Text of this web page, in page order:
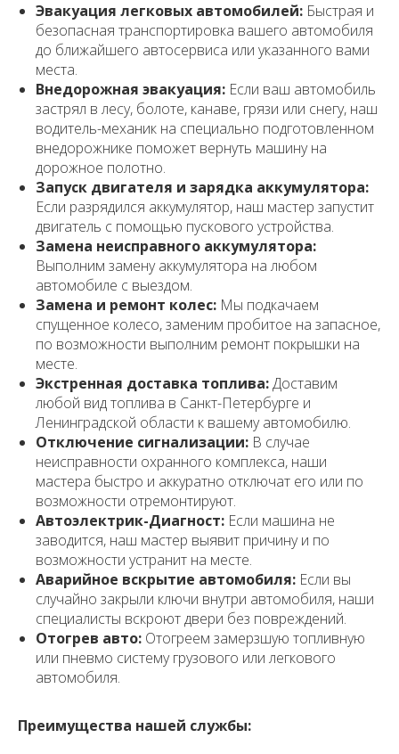
Эвакуация легковых автомобилей: Быстрая и
безопасная транспортировка вашего автомобиля
до ближайшего автосервиса или указанного вами
места.
Внедорожная эвакуация: Если ваш автомобиль
застрял в лесу, болоте, канаве, грязи или снегу, наш
водитель-механик на специально подготовленном
внедорожнике поможет вернуть машину на
дорожное полотно.
Запуск двигателя и зарядка аккумулятора:
Если разрядился аккумулятор, наш мастер запустит
двигатель с помощью пускового устройства.
Замена неисправного аккумулятора:
Выполним замену аккумулятора на любом
автомобиле с выездом.
Замена и ремонт колес: Мы подкачаем
спущенное колесо, заменим пробитое на запасное,
по возможности выполним ремонт покрышки на
месте.
Экстренная доставка топлива:Доставим
любой вид топлива в Санкт-Петербурге и
Ленинградской области к вашему автомобилю.
Отключение сигнализации: В случае
неисправности охранного комплекса, наши
мастера быстро и аккуратно отключат его или по
возможности отремонтируют.
Автоэлектрик-Диагност: Если машина не
заводится, наш мастер выявит причину и по
возможности устранит на месте.
Аварийное вскрытие автомобиля: Если вы
случайно закрыли ключи внутри автомобиля, наши
специалисты вскроют двери без повреждений.
Отогрев авто: Отогреем замерзшую топливную
или пневмо систему грузового или легкового
автомобиля.
Преимущества нашей службы: